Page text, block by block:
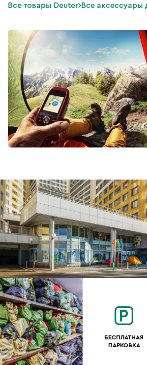
Все товары Deuter Все аксессуары
БЕСПЛАТНАЯ
ПАРКОВКА